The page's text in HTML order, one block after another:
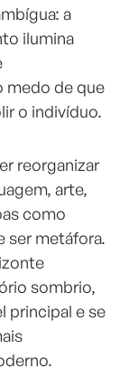
a
ilumina
medo de que
o indivíduo.
reorganizar
arte,
como
ser metáfora.
sombrio,
principal e se